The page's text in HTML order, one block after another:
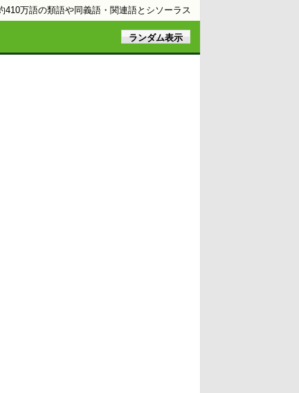
410万語の類語や同義語・関連語とシソーラス